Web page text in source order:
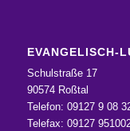
EVANGELISCH-
Schulstraße 17
90574 Roßtal
Telefon: 09127 9 08
Telefax: 09127